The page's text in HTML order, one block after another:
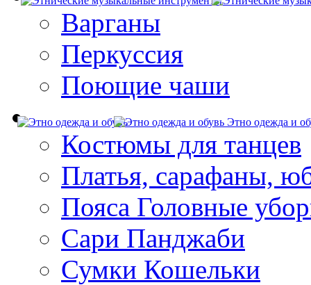
Варганы
Перкуссия
Поющие чаши
Этно одежда и
Костюмы для танцев
Платья, сарафаны,
Пояса Головные
Сари Панджаби
Сумки Кошельки